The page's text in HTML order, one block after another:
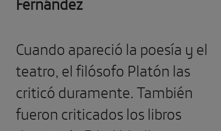
Cuando apareció la poesía y el
teatro, el filósofo Platón las
criticó duramente. También
fueron criticados los libros